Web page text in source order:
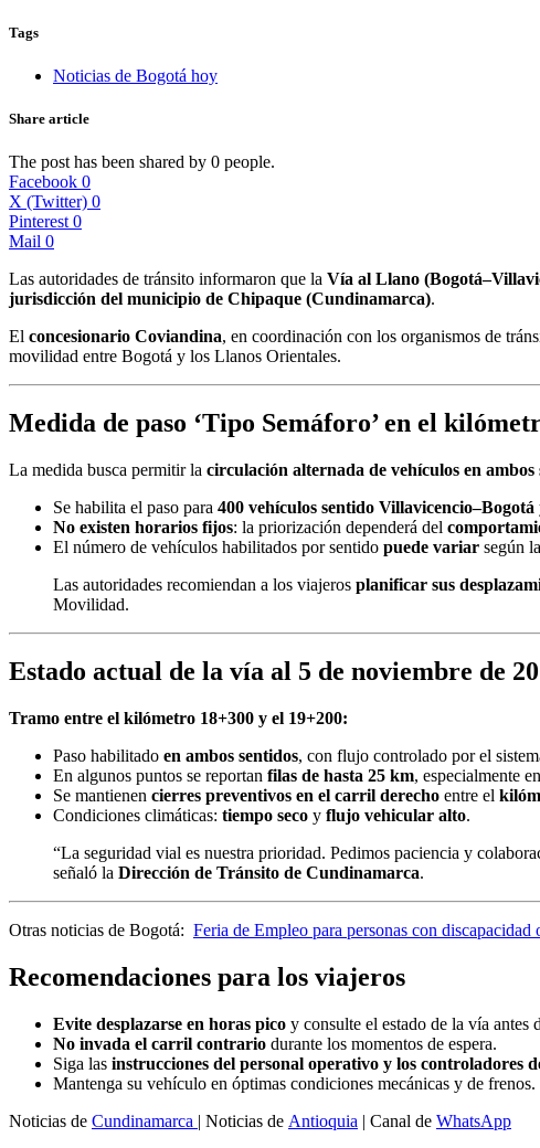
Tags
Noticias de Bogotá hoy
Share article
The post has been shared by 0 people.
Facebook 0
X (Twitter) 0
Pinterest 0
Mail 0
Las autoridades de tránsito informaron que la Vía al Llano
jurisdicción del municipio de Chipaque (Cundinamarca).
El concesionario Coviandina, en coordinación con los organismos de
movilidad entre Bogotá y los Llanos Orientales.
Medida de paso ‘Tipo Semáforo’ en el
La medida busca permitir la circulación alternada de vehículos en ambos
Se habilita el paso para 400 vehículos sentido Villavicencio–Bogotá
No existen horarios fijos: la priorización dependerá del
El número de vehículos habilitados por sentido puede variar según
Las autoridades recomiendan a los viajeros planificar sus
Movilidad.
Estado actual de la vía al 5 de noviembre de
Tramo entre el kilómetro 18+300 y el 19+200:
Paso habilitado en ambos sentidos, con flujo controlado por el
En algunos puntos se reportan filas de hasta 25 km, especialmente
Se mantienen cierres preventivos en el carril derecho entre el
Condiciones climáticas: tiempo seco y flujo vehicular alto.
“La seguridad vial es nuestra prioridad. Pedimos paciencia y
señaló la Dirección de Tránsito de Cundinamarca.
Otras noticias de Bogotá: Feria de Empleo para personas con
Recomendaciones para los viajeros
Evite desplazarse en horas pico y consulte el estado de la vía antes
No invada el carril contrario durante los momentos de espera.
Siga las instrucciones del personal operativo y los controladores
Mantenga su vehículo en óptimas condiciones mecánicas y de frenos.
Noticias de Cundinamarca | Noticias de Antioquia | Canal de WhatsApp